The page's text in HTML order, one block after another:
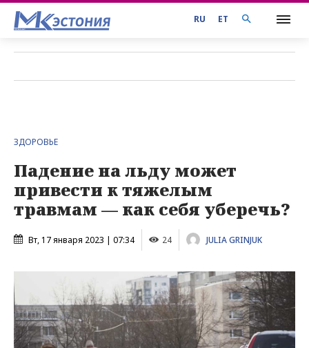
RU ET
ЗДОРОВЬЕ
Падение на льду может
привести к тяжелым
травмам — как себя уберечь?
Вт, 17 января 2023 | 07:34 24 JULIA GRINJUK